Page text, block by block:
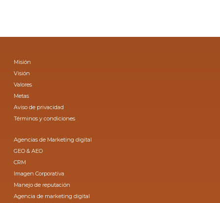
Misión
Visión
Valores
Metas
Aviso de privacidad
Términos y condiciones
Agencias de Marketing digital
GEO & AEO
CRM
Imagen Corporativa
Manejo de reputación
Agencia de marketing digital